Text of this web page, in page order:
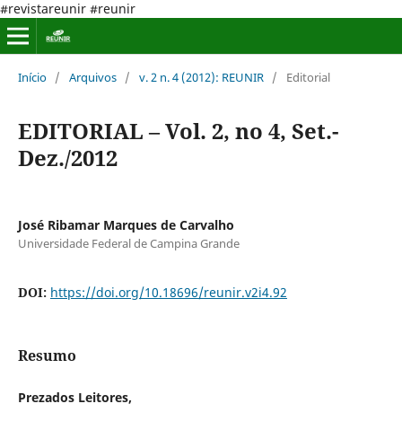
#revistareunir #reunir
Início / Arquivos / v. 2 n. 4 (2012): REUNIR / Editorial
EDITORIAL – Vol. 2, no 4, Set.-
Dez./2012
José Ribamar Marques de Carvalho
Universidade Federal de Campina Grande
DOI: https://doi.org/10.18696/reunir.v2i4.92
Resumo
Prezados Leitores,